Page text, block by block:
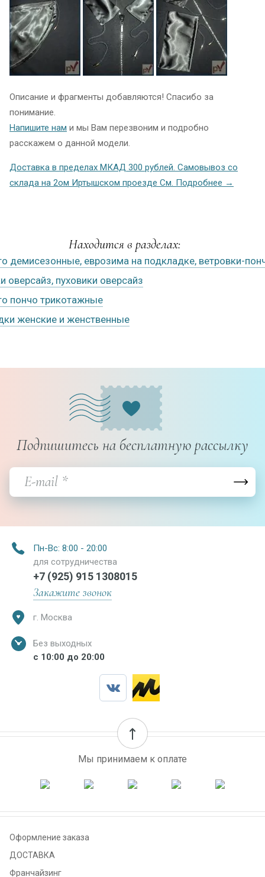
Описание и фрагменты добавляются! Спасибо за
понимание.
Напишите нам и мы Вам перезвоним и подробно
расскажем о данной модели.
Доставка в пределах МКАД 300 рублей. Самовывоз со
склада на 2ом Иртышском проезде См. Подробнее →
Находится в разделах:
демисезонные, еврозима на подкладке, ветровки-
оверсайз, пуховики оверсайз
пончо трикотажные
женские и женственные
Подпишитесь на бесплатную рассылку
Пн-Вс: 8:00 - 20:00
для сотрудничества
+7 (925) 915 1308015
Закажите звонок
г. Москва
Без выходных
с 10:00 до 20:00
Мы принимаем к оплате
Оформление заказа
ДОСТАВКА
Франчайзинг